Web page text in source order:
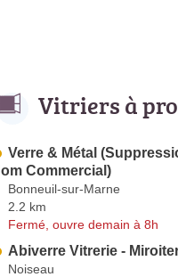
Vitriers à
Verre & Métal
Commercial)
Bonneuil-sur-Marne
2.2 km
Fermé, ouvre demain à 8h
Abiverre Vitrerie -
Noiseau